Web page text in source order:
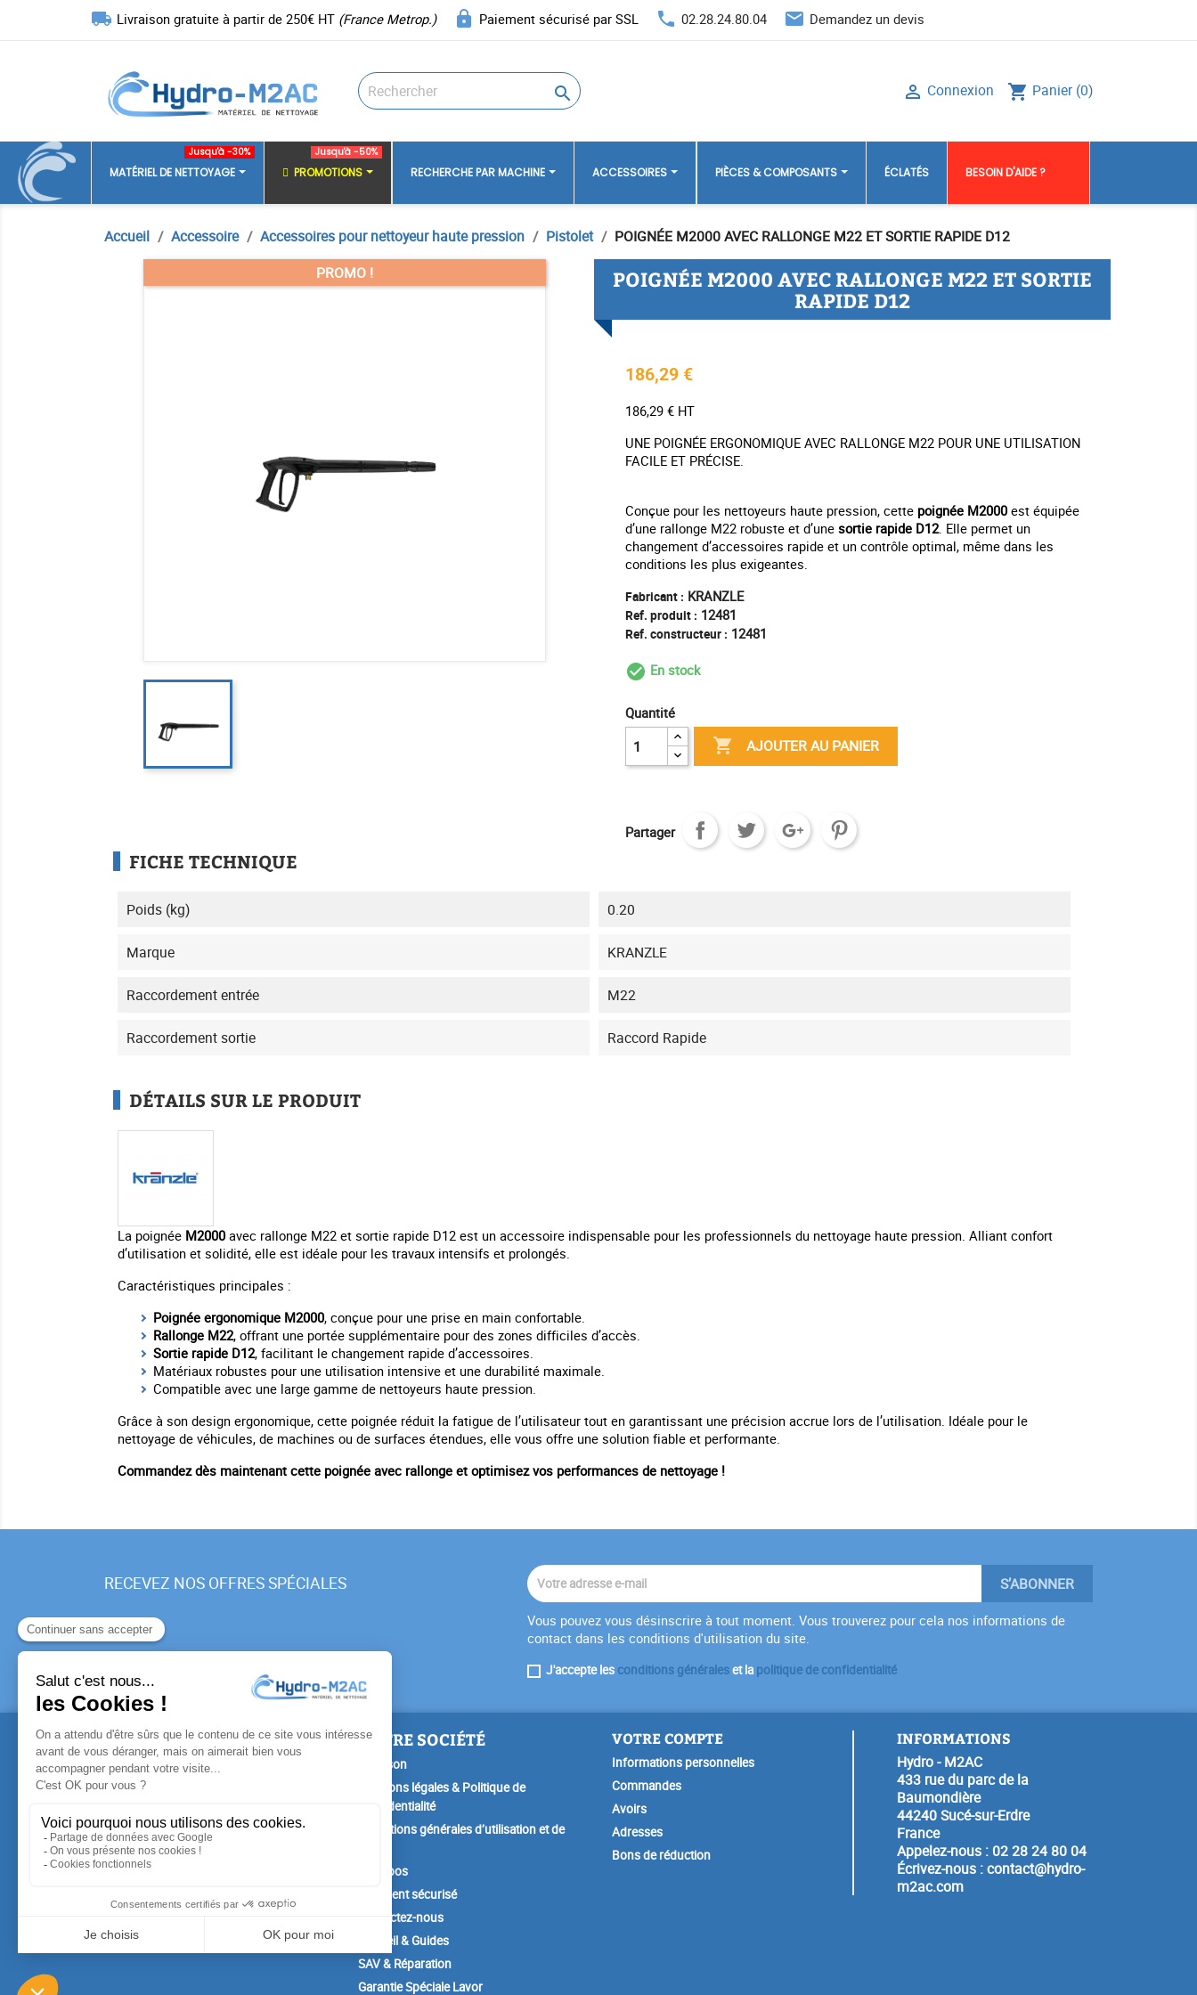
local_shipping Livraison gratuite à partir de 250€ HT (France Metrop.) lock Paiement sécurisé par SSL phone 02.28.24.80.04 email Demandez un devis
 shopping_cart Panier (0)
 Connexion
MATÉRIEL DE NETTOYAGE
Jusqu'à -30%
PROMOTIONS
Jusqu'à -50%
RECHERCHE PAR MACHINE ACCESSOIRES PIÈCES & COMPOSANTS ÉCLATÉS BESOIN D'AIDE ?
Accueil Accessoire Accessoires pour nettoyeur haute pression Pistolet
POIGNÉE M2000 AVEC RALLONGE M22 ET SORTIE RAPIDE D12
PROMO !
POIGNÉE M2000 AVEC RALLONGE M22 ET SORTIE
RAPIDE D12
186,29 €
186,29 € HT
UNE POIGNÉE ERGONOMIQUE AVEC RALLONGE M22 POUR UNE UTILISATION
FACILE ET PRÉCISE.
Conçue pour les nettoyeurs haute pression, cette poignée M2000 est équipée
d’une rallonge M22 robuste et d’une sortie rapide D12. Elle permet un
changement d’accessoires rapide et un contrôle optimal, même dans les
conditions les plus exigeantes.
Fabricant : KRANZLE
Ref. produit : 12481
Ref. constructeur : 12481
check_circle_outline
En stock
Quantité
 AJOUTER AU PANIER
Partager
FICHE TECHNIQUE
Poids (kg) 0.20
Marque KRANZLE
Raccordement entrée M22
Raccordement sortie Raccord Rapide
DÉTAILS SUR LE PRODUIT
La poignée M2000 avec rallonge M22 et sortie rapide D12 est un accessoire indispensable pour les professionnels du nettoyage haute pression. Alliant confort
d’utilisation et solidité, elle est idéale pour les travaux intensifs et prolongés.
Caractéristiques principales :
Poignée ergonomique M2000, conçue pour une prise en main confortable.
Rallonge M22, offrant une portée supplémentaire pour des zones difficiles d’accès.
Sortie rapide D12, facilitant le changement rapide d’accessoires.
Matériaux robustes pour une utilisation intensive et une durabilité maximale.
Compatible avec une large gamme de nettoyeurs haute pression.
Grâce à son design ergonomique, cette poignée réduit la fatigue de l’utilisateur tout en garantissant une précision accrue lors de l’utilisation. Idéale pour le
nettoyage de véhicules, de machines ou de surfaces étendues, elle vous offre une solution fiable et performante.
Commandez dès maintenant cette poignée avec rallonge et optimisez vos performances de nettoyage !
RECEVEZ NOS OFFRES SPÉCIALES
Vous pouvez vous désinscrire à tout moment. Vous trouverez pour cela nos informations de
contact dans les conditions d'utilisation du site.
J'accepte les conditions généraleset lapolitique de confidentialité
PRODUITS
Promotions
Nouveaux produits
NOTRE SOCIÉTÉ
Livraison
Mentions légales & Politique de
Confidentialité
Conditions générales d’utilisation et de
A propos
Paiement sécurisé
Contactez-nous
Conseil & Guides
SAV & Réparation
Garantie Spéciale Lavor
VOTRE COMPTE
Informations personnelles
Commandes
Avoirs
Adresses
Bons de réduction
INFORMATIONS
Hydro - M2AC
433 rue du parc de la
Baumondière
44240 Sucé-sur-Erdre
France
Appelez-nous : 02 28 24 80 04
Écrivez-nous :contact@hydro-
m2ac.com